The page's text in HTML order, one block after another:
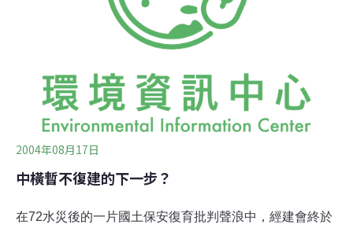
金眉也不懼人，在指示牌上跳躍著，大夥煮食著早餐閒聊
著，下方的雲海，遠方的奇萊、屏風，還有那棟一直歇業
著的松雪樓，構成一幅優雅的畫面。
2004年08月17日
中橫暫不復建的下一步？
在72水災後的一片國土保安復育批判聲浪中，經建會終於